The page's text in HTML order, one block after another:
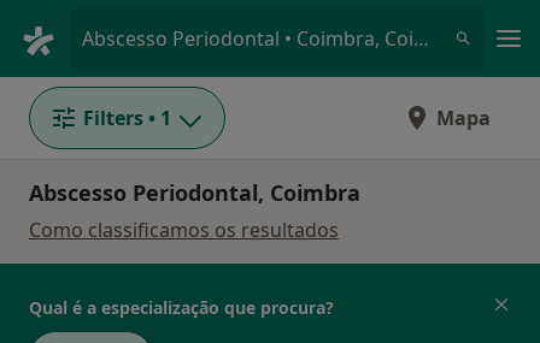
Abscesso Periodontal • Coimbra, Coimbra
Filters • 1 Mapa
Abscesso Periodontal, Coimbra
Como classificamos os resultados
Qual é a especialização que procura?